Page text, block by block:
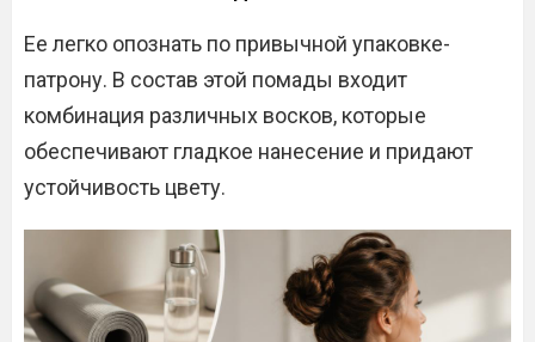
Ее легко опознать по привычной упаковке-
патрону. В состав этой помады входит
комбинация различных восков, которые
обеспечивают гладкое нанесение и придают
устойчивость цвету.